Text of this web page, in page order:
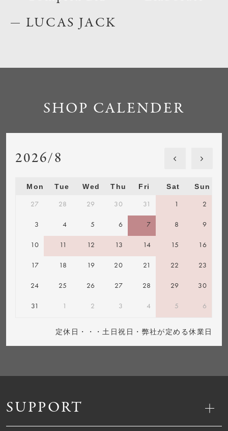
LUCAS JACK
SUPPORT
SHOP CALENDER
2026/8
Mon Tue Wed Thu Fri Sat Sun
27 28 29 30 31 1 2
3 4 5 6 7 8 9
10 11 12 13 14 15 16
17 18 19 20 21 22 23
24 25 26 27 28 29 30
31 1 2 3 4 5 6
定休日・・・土日祝日・弊社が定める休業日